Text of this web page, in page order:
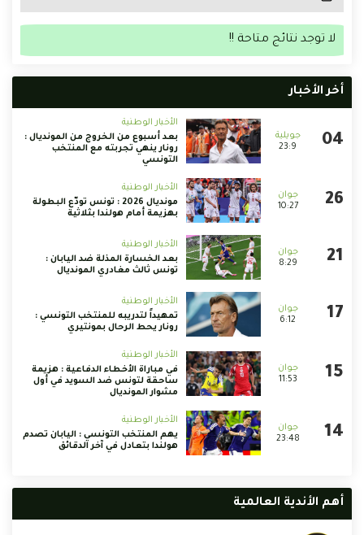
لا توجد نتائج متاحة !!
أخر الأخبار
23:9
الأخبار الوطنية
بعد أسبوع من الخروج من المونديال :
رونار ينهي تجربته مع المنتخب
التونسي
10:27
الأخبار الوطنية
مونديال 2026 : تونس تودّع البطولة
بهزيمة أمام هولندا بثلاثية
8:29
الأخبار الوطنية
بعد الخسارة المذلة ضد اليابان :
تونس ثالث مغادري المونديال
6:12
الأخبار الوطنية
تمهيداً لتدريبه للمنتخب التونسي :
رونار يحط الرحال بمونتيري
11:53
الأخبار الوطنية
في مباراة الأخطاء الدفاعية : هزيمة
ساحقة لتونس ضد السويد في أول
مشوار المونديال
23:48
الأخبار الوطنية
يهم المنتخب التونسي : اليابان تصدم
هولندا بتعادل في آخر الدقائق
أهم الأندية العالمية